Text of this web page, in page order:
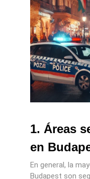
1. Áreas
en
En general, la
Budapest son